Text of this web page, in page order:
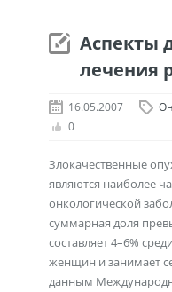
Аспекты
лечения
16.05.2007
0
Злокачественные
являются наиболее
онкологической
суммарная доля
составляет 4–6%
женщин и занимает
данным